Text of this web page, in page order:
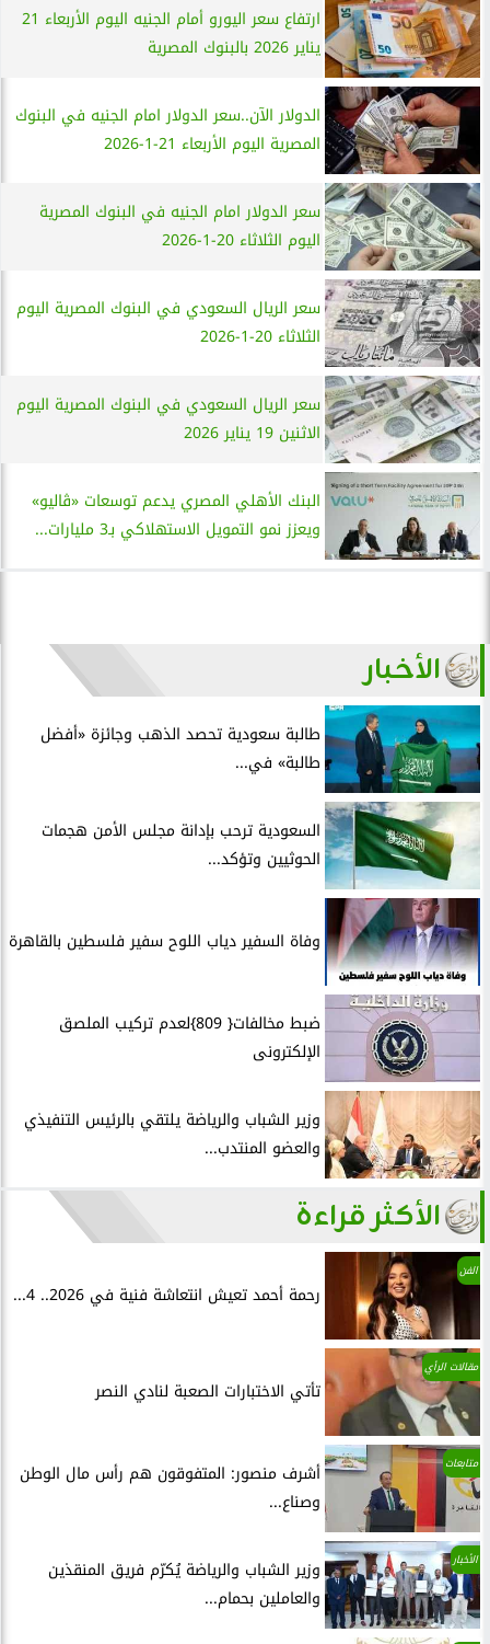
ارتفاع سعر اليورو أمام الجنيه اليوم الأربعاء 21
يناير 2026 بالبنوك المصرية
الدولار الآن..سعر الدولار امام الجنيه في البنوك
المصرية اليوم الأربعاء 21-1-2026
سعر الدولار امام الجنيه في البنوك المصرية
اليوم الثلاثاء 20-1-2026
سعر الريال السعودي في البنوك المصرية اليوم
الثلاثاء 20-1-2026
سعر الريال السعودي في البنوك المصرية اليوم
الاثنين 19 يناير 2026
البنك الأهلي المصري يدعم توسعات «ڤاليو»
ويعزز نمو التمويل الاستهلاكي بـ3 مليارات...
الأخبار
طالبة سعودية تحصد الذهب وجائزة «أفضل
طالبة» في...
السعودية ترحب بإدانة مجلس الأمن هجمات
الحوثيين وتؤكد...
وفاة السفير دياب اللوح سفير فلسطين بالقاهرة
ضبط مخالفات{ 809}لعدم تركيب الملصق
الإلكترونى
وزير الشباب والرياضة يلتقي بالرئيس التنفيذي
والعضو المنتدب...
الأكثر قراءة
الفن
رحمة أحمد تعيش انتعاشة فنية في 2026.. 4...
مقالات الرأي
تأتي الاختبارات الصعبة لنادي النصر
متابعات
أشرف منصور: المتفوقون هم رأس مال الوطن
وصناع...
الأخبار
وزير الشباب والرياضة يُكرّم فريق المنقذين
والعاملين بحمام...